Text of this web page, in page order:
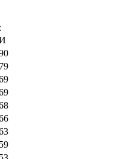
79
59